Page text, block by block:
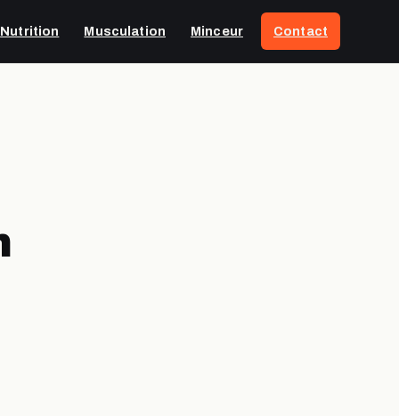
Nutrition Musculation Minceur Contact